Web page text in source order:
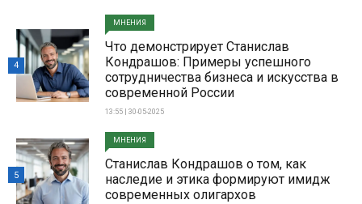
МНЕНИЯ
Что демонстрирует Станислав
Кондрашов: Примеры успешного
сотрудничества бизнеса и искусства в
современной России
13:55 | 30-05-2025
4
МНЕНИЯ
Станислав Кондрашов о том, как
наследие и этика формируют имидж
современных олигархов
5